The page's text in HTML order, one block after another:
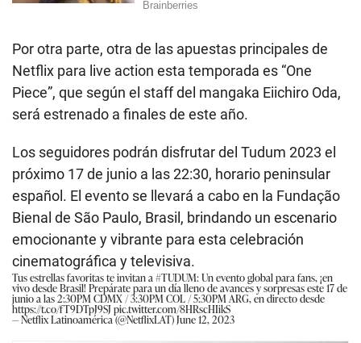
Por otra parte, otra de las apuestas principales de
Netflix para live action esta temporada es “One
Piece”, que según el staff del mangaka Eiichiro Oda,
será estrenado a finales de este año.
Los seguidores podrán disfrutar del Tudum 2023 el
próximo 17 de junio a las 22:30, horario peninsular
español. El evento se llevará a cabo en la Fundação
Bienal de São Paulo, Brasil, brindando un escenario
emocionante y vibrante para esta celebración
cinematográfica y televisiva.
Tus estrellas favoritas te invitan a #TUDUM: Un evento global para fans, ¡en
vivo desde Brasil! Prepárate para un día lleno de avances y sorpresas este 17 de
junio a las 2:30PM CDMX / 3:30PM COL / 5:30PM ARG, en directo desde
https://t.co/fT9DTpJ9SJpic.twitter.com/8HRscHIikS
— Netflix Latinoamérica (@NetflixLAT)June 12, 2023